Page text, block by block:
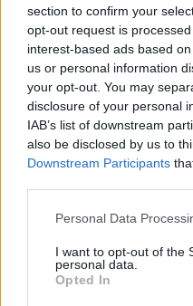
section to confirm your
opt-out request is
interest-based ads based
us or personal information
your opt-out. You may
disclosure of your personal
IAB’s list of downstream
also be disclosed by us to
Downstream Participants
Personal Data
I want to opt-out of the
personal data.
Opted In
Pár éven belül
alakítanunk a
Podcast
PODCAST Novák Zsombor